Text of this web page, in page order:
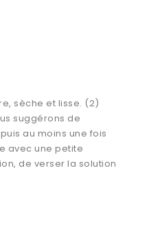
sèche et lisse. (2)
suggérons de
au moins une fois
avec une petite
de verser la solution